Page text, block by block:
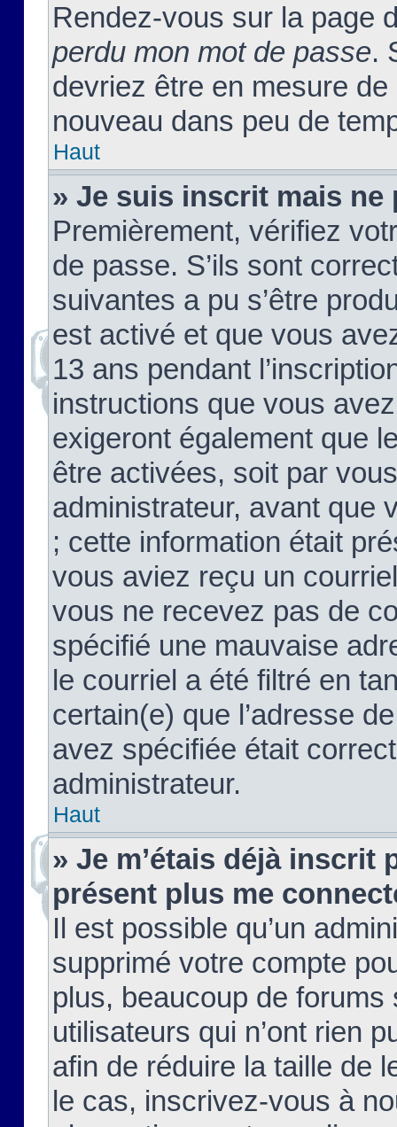
Rendez-vous sur la page
perdu mon mot de passe.
devriez être en mesure
nouveau dans peu de
Haut
» Je suis inscrit mais ne
Premièrement, vérifiez
de passe. S’ils sont
suivantes a pu s’être
est activé et que vous
13 ans pendant
instructions que vous
exigeront également que
être activées, soit par
administrateur, avant que
; cette information était
vous aviez reçu un
vous ne recevez pas de
spécifié une mauvaise
le courriel a été filtré en
certain(e) que l’adresse
avez spécifiée était
administrateur.
Haut
» Je m’étais déjà inscrit
présent plus me
Il est possible qu’un
supprimé votre compte
plus, beaucoup de
utilisateurs qui n’ont rien
afin de réduire la taille de
le cas, inscrivez-vous à